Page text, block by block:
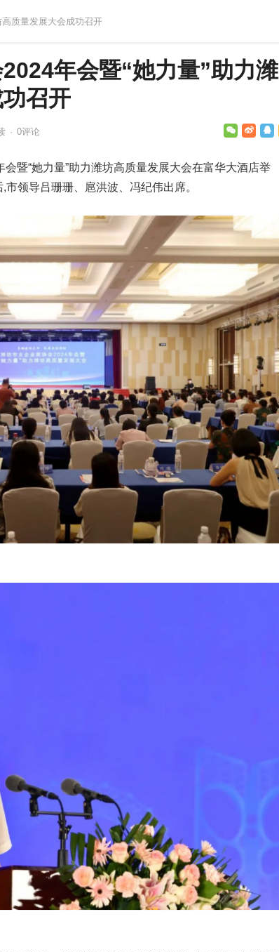
质量发展大会成功召开
年会暨“她力量”助力潍
召开
· 0评论
暨“她力量”助力潍坊高质量发展大会在富华大酒店举
领导吕珊珊、扈洪波、冯纪伟出席。